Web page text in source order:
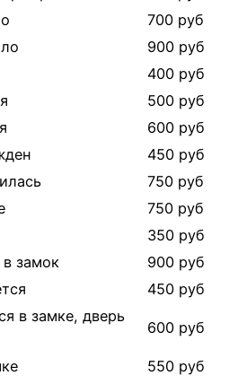
700 руб
900 руб
400 руб
500 руб
600 руб
450 руб
750 руб
750 руб
350 руб
замок
900 руб
450 руб
в замке, дверь
600 руб
550 руб